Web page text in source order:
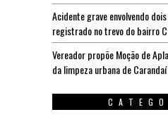
Acidente grave envolvendo
registrado no trevo do bairro
Vereador propõe Moção de
da limpeza urbana de Carandaí